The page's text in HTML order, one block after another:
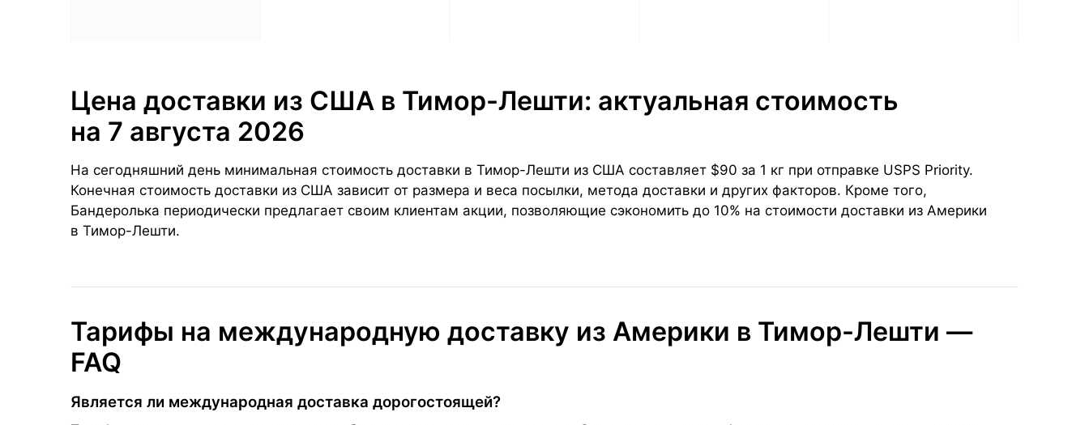
Цена доставки из США в Тимор-Лешти: актуальная стоимость
на 7 августа 2026
На сегодняшний день минимальная стоимость доставки в Тимор-Лешти из США составляет $90 за 1 кг при отправке USPS Priority.
Конечная стоимость доставки из США зависит от размера и веса посылки, метода доставки и других факторов. Кроме того,
Бандеролька периодически предлагает своим клиентам акции, позволяющие сэкономить до 10% на стоимости доставки из Америки
в Тимор-Лешти.
Тарифы на международную доставку из Америки в Тимор-Лешти —
FAQ
Является ли международная доставка дорогостоящей?